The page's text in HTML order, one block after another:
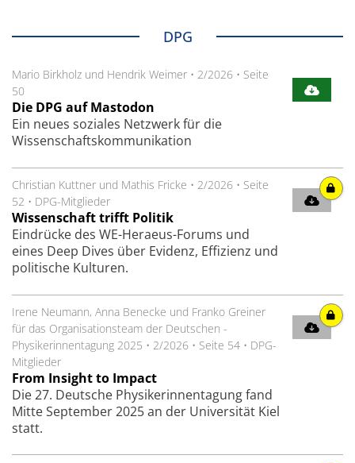
DPG
Mario Birkholz und Hendrik Weimer • 2/2026 • Seite
50
Die DPG auf Mastodon
Ein neues soziales Netzwerk für die
Wissenschaftskommunikation
Christian Kuttner und Mathis Fricke • 2/2026 • Seite
52 • DPG-Mitglieder
Wissenschaft trifft Politik
Eindrücke des WE-Heraeus-Forums und
eines Deep Dives über Evidenz, Effizienz und
politische Kulturen.
Irene Neumann, Anna Benecke und Franko Greiner
für das ­Organisationsteam der Deutschen ­
Physikerinnentagung 2025 • 2/2026 • Seite 54 • DPG-
Mitglieder
From Insight to Impact
Die 27. Deutsche Physikerinnentagung fand
Mitte September 2025 an der Universität Kiel
statt.